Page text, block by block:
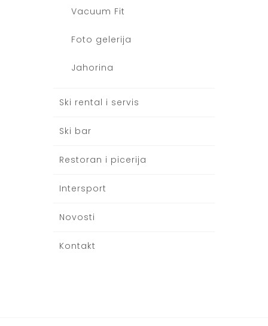
Vacuum Fit
Foto gelerija
Jahorina
Ski rental i servis
Ski bar
Restoran i picerija
Intersport
Novosti
Kontakt